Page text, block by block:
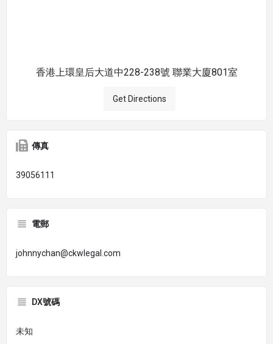
香港上環皇后大道中228-238號 聯業大廈801室
Get Directions
傳真
39056111
電郵
johnnychan@ckwlegal.com
DX號碼
未知